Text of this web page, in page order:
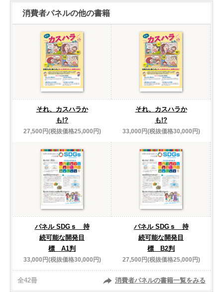
消費者パネルの他の書籍
それ、カスハラか
も!?
27,500円(税抜価格25,000円)
それ、カスハラか
も!?
33,000円(税抜価格30,000円)
パネル SDGｓ 持
続可能な開発目
標 A1判
33,000円(税抜価格30,000円)
パネル SDGｓ 持
続可能な開発目
標 B2判
27,500円(税抜価格25,000円)
全42冊 消費者パネルの書籍一覧をみる